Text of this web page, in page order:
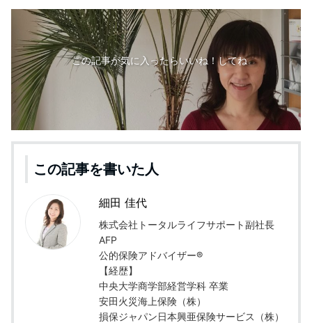
この記事が気に入ったらいいね！してね
この記事を書いた人
細田 佳代
株式会社トータルライフサポート副社長
AFP
公的保険アドバイザー®
【経歴】
中央大学商学部経営学科 卒業
安田火災海上保険（株）
損保ジャパン日本興亜保険サービス（株）